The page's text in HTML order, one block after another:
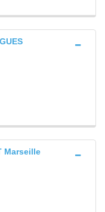
Marseille